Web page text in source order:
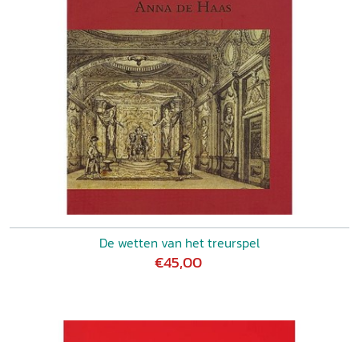
De wetten van het treurspel
€45,00